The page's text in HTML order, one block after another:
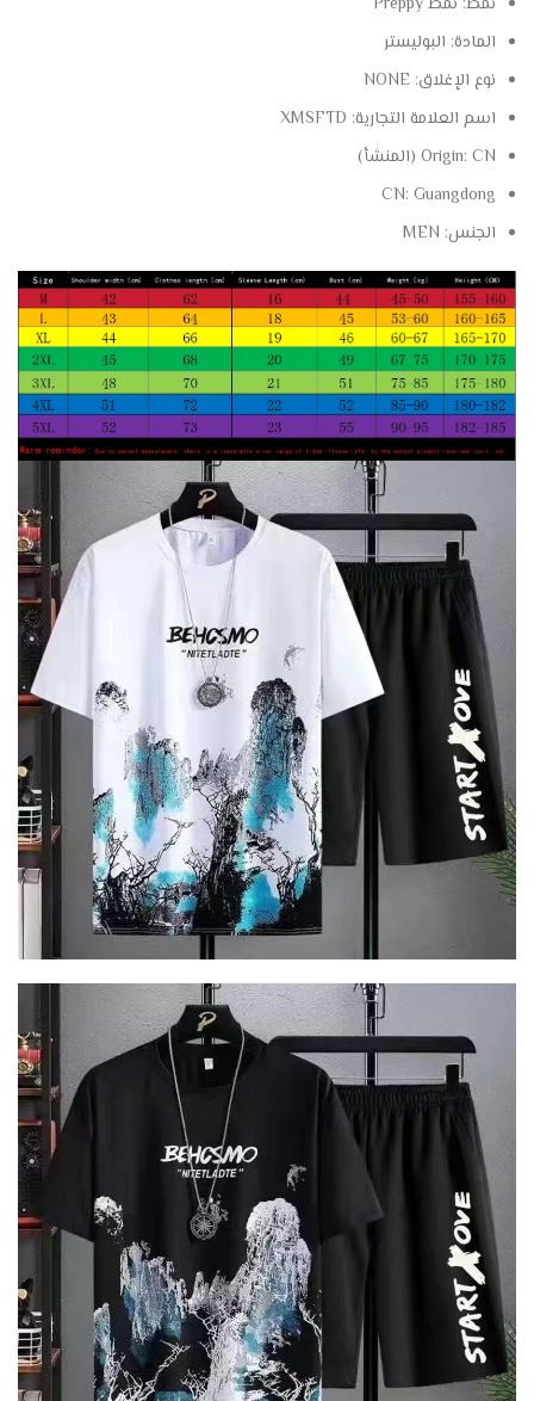
المادة: البوليستر
نوع الإغلاق: NONE
اسم العلامة التجارية: XMSFTD
Origin: CN (المنشأ)
CN: Guangdong
الجنس: MEN